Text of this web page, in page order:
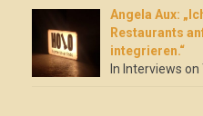
Angela Aux:
Restaurants
integrieren.“
In Interviews on